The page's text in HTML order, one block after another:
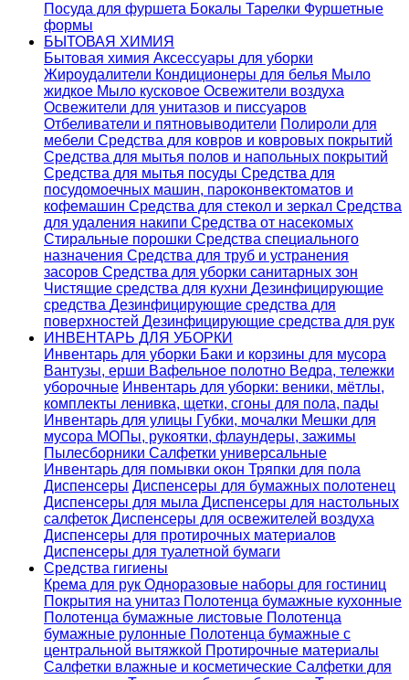
Посуда для фуршета Бокалы Тарелки Фуршетные
формы
БЫТОВАЯ ХИМИЯ
Бытовая химия Аксессуары для уборки
Жироудалители Кондиционеры для белья Мыло
жидкое Мыло кусковое Освежители воздуха
Освежители для унитазов и писсуаров
Отбеливатели и пятновыводители Полироли для
мебели Средства для ковров и ковровых покрытий
Средства для мытья полов и напольных покрытий
Средства для мытья посуды Средства для
посудомоечных машин, пароконвектоматов и
кофемашин Средства для стекол и зеркал Средства
для удаления накипи Средства от насекомых
Стиральные порошки Cредства специального
назначения Средства для труб и устранения
засоров Средства для уборки санитарных зон
Чистящие средства для кухни Дезинфицирующие
средства Дезинфицирующие средства для
поверхностей Дезинфицирующие средства для рук
ИНВЕНТАРЬ ДЛЯ УБОРКИ
Инвентарь для уборки Баки и корзины для мусора
Вантузы, ерши Вафельное полотно Ведра, тележки
уборочные Инвентарь для уборки: веники, мётлы,
комплекты ленивка, щетки, сгоны для пола, пады
Инвентарь для улицы Губки, мочалки Мешки для
мусора МОПы, рукоятки, флаундеры, зажимы
Пылесборники Салфетки универсальные
Инвентарь для помывки окон Тряпки для пола
Диспенсеры Диспенсеры для бумажных полотенец
Диспенсеры для мыла Диспенсеры для настольных
салфеток Диспенсеры для освежителей воздуха
Диспенсеры для протирочных материалов
Диспенсеры для туалетной бумаги
Средства гигиены
Крема для рук Одноразовые наборы для гостиниц
Покрытия на унитаз Полотенца бумажные кухонные
Полотенца бумажные листовые Полотенца
бумажные рулонные Полотенца бумажные с
центральной вытяжкой Протирочные материалы
Салфетки влажные и косметические Салфетки для